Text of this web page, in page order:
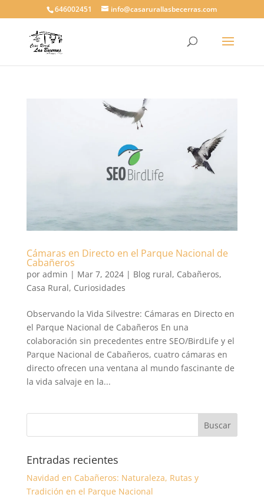
646002451 info@casarurallasbecerras.com
Cámaras en Directo en el Parque Nacional de
Cabañeros
por admin | Mar 7, 2024| Blog rural, Cabañeros,
Casa Rural, Curiosidades
Observando la Vida Silvestre: Cámaras en Directo en
el Parque Nacional de Cabañeros En una
colaboración sin precedentes entre SEO/BirdLife y el
Parque Nacional de Cabañeros, cuatro cámaras en
directo ofrecen una ventana al mundo fascinante de
la vida salvaje en la...
Entradas recientes
Navidad en Cabañeros: Naturaleza, Rutas y
Tradición en el Parque Nacional